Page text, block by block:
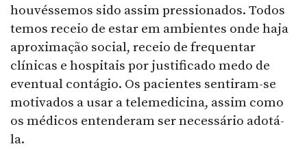
houvéssemos sido assim pressionados. Todos
temos receio de estar em ambientes onde haja
aproximação social, receio de frequentar
clínicas e hospitais por justificado medo de
eventual contágio. Os pacientes sentiram-se
motivados a usar a telemedicina, assim como
os médicos entenderam ser necessário adotá-
la.